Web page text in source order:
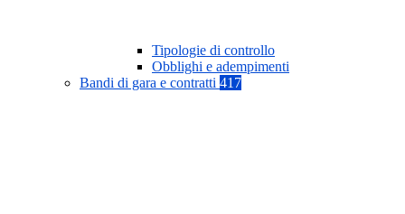
Tipologie di controllo
Obblighi e adempimenti
Bandi di gara e contratti 417